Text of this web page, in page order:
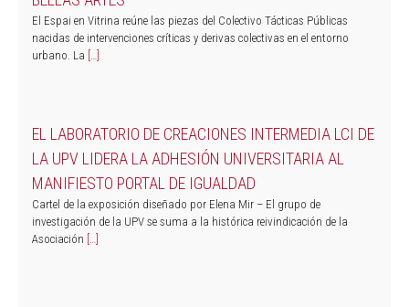
El Espai en Vitrina reúne las piezas del Colectivo Tácticas Públicas
nacidas de intervenciones críticas y derivas colectivas en el entorno
urbano. La […]
EL LABORATORIO DE CREACIONES INTERMEDIA LCI DE
LA UPV LIDERA LA ADHESIÓN UNIVERSITARIA AL
MANIFIESTO PORTAL DE IGUALDAD
Cartel de la exposición diseñado por Elena Mir – El grupo de
investigación de la UPV se suma a la histórica reivindicación de la
Asociación […]